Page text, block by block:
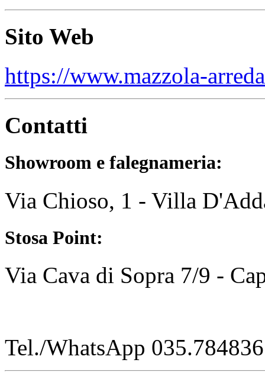
Sito Web
https://www.mazzola-
Contatti
Showroom e falegnameria:
Via Chioso, 1 - Villa
Stosa Point:
Via Cava di Sopra 7/9 -
Tel./WhatsApp 035.784836